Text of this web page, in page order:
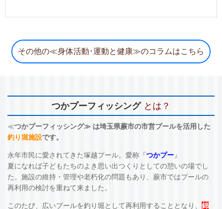
その他の≪身体活動･運動と健康≫のコラムはこちら
つかプーフィッシング とは？
≪つかプーフィッシング≫ は埼玉県蕨市の市営プールを活用した
釣り堀施設です。
永年市民に愛されてきた塚越プール。愛称『つかプー 』
夏になれば子どもたちのよき思い出つくりとしての憩いの場でし
た。施設の維持・管理や老朽化の問題もあり、蕨市ではプールの
再利用の検討を重ねて来ました。
このたび、広いプールを釣り堀として再利用することとなり、 錦